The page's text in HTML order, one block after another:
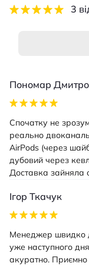
3
Пономар Дмитро
Спочатку не
реально
AirPods (через
дубовий через
Доставка зайняла
Ігор Ткачук
Менеджер швидко
уже наступного
акуратно. Приємно